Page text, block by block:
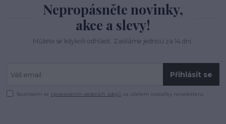
Nepropásněte novinky,
akce a slevy!
Můžete se kdykoli odhlásit. Zasíláme jednou za 14 dní.
Přihlásit se
Souhlasím se zpracováním osobních údajů za účelem rozesílky newsletteru.